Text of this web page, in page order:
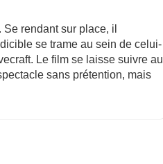
rendant sur place, il
se trame au sein de celui-
Le film se laisse suivre au
sans prétention, mais